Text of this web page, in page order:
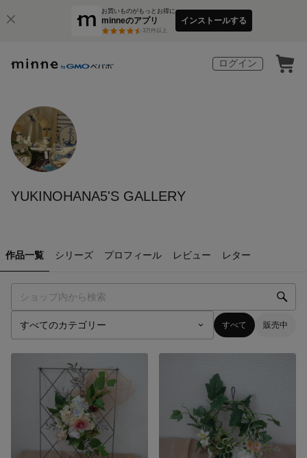
お買いものがもっとお得に
minneのアプリ
3万件以上
インストールする
ログイン
YUKINOHANA5'S GALLERY
作品一覧 シリーズ プロフィール レビュー レター
すべて 販売中